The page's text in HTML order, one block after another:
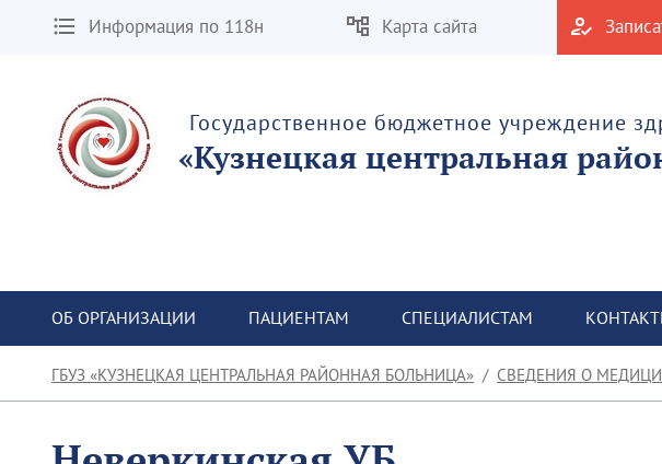
Информация по 118н Карта сайта
Государственное бюджетное учреждение
«Кузнецкая центральная
ОБ ОРГАНИЗАЦИИ ПАЦИЕНТАМ СПЕЦИАЛИСТАМ
ГБУЗ «КУЗНЕЦКАЯ ЦЕНТРАЛЬНАЯ РАЙОННАЯ БОЛЬНИЦА» СВЕДЕНИЯ О